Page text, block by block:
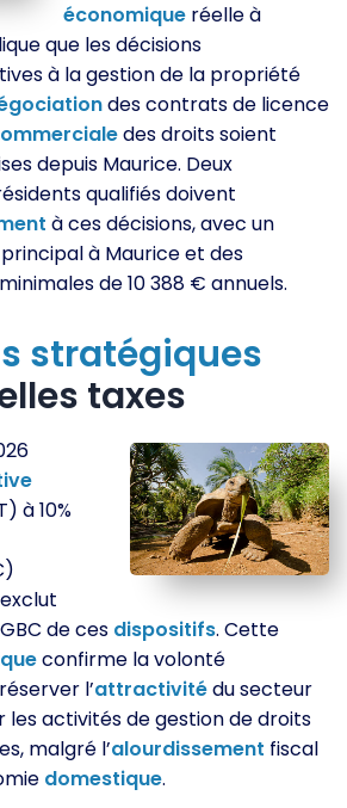
économique réelle à
que les décisions
à la gestion de la propriété
des contrats de licence
des droits soient
depuis Maurice. Deux
qualifiés doivent
à ces décisions, avec un
à Maurice et des
de 10 388 € annuels.
stratégiques
taxes
à 10%
de ces dispositifs. Cette
confirme la volonté
l’attractivitédu secteur
les activités de gestion de droits
malgré l’alourdissement fiscal
domestique.